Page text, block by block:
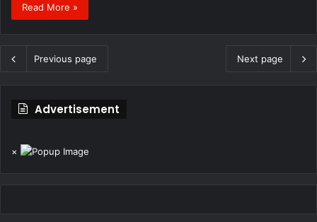
Read More »
Previous page Next page
Advertisement
×